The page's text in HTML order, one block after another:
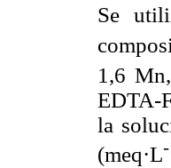
Se
1,6
EDTA-
la
(meq·L-